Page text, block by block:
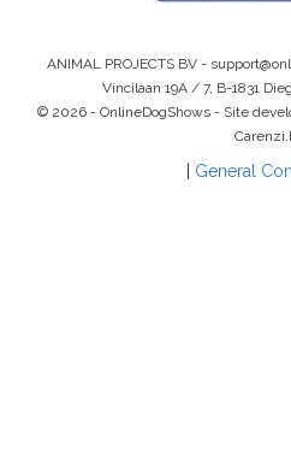
ANIMAL PROJECTS BV -
Vincilaan 19A / 7, B-1831
© 2026 - OnlineDogShows - Site
General